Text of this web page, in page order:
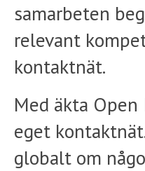
samarbeten
relevant
kontaktnät.
Med äkta
eget
globalt om